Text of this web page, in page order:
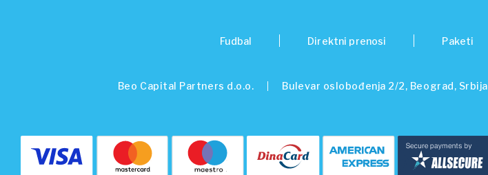
Fudbal Direktni prenosi Paketi
Beo Capital Partners d.o.o. Bulevar oslobođenja 2/2, Beograd, Srbija